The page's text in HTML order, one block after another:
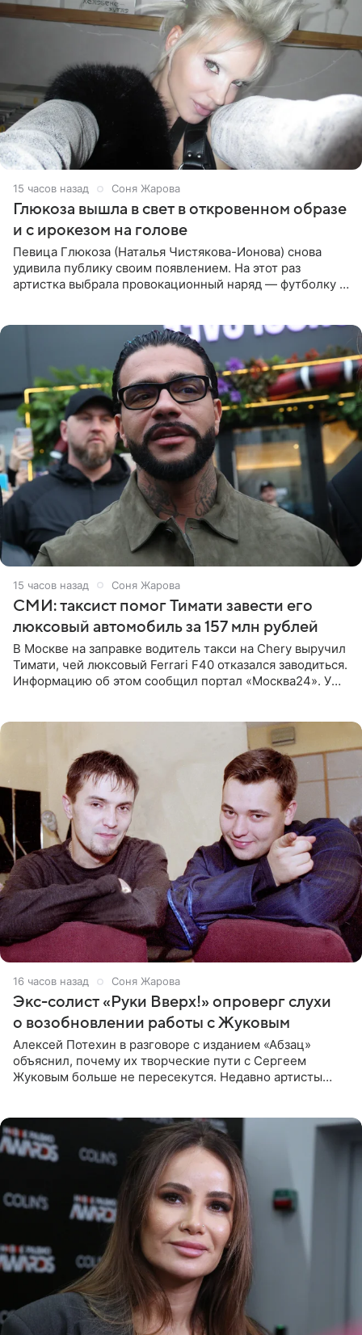
15 часов назад Соня Жарова
Глюкоза вышла в свет в откровенном образе
и с ирокезом на голове
Певица Глюкоза (Наталья Чистякова-Ионова) снова
удивила публику своим появлением. На этот раз
артистка выбрала провокационный наряд — футболку с
15 часов назад Соня Жарова
СМИ: таксист помог Тимати завести его
люксовый автомобиль за 157 млн рублей
В Москве на заправке водитель такси на Chery выручил
Тимати, чей люксовый Ferrari F40 отказался заводиться.
Информацию об этом сообщил портал «Москва24». У
16 часов назад Соня Жарова
Экс-солист «Руки Вверх!» опроверг слухи
о возобновлении работы с Жуковым
Алексей Потехин в разговоре с изданием «Абзац»
объяснил, почему их творческие пути с Сергеем
Жуковым больше не пересекутся. Недавно артисты